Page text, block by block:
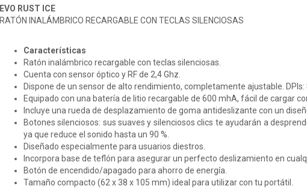
EVO RUST ICE
RATÓN INALÁMBRICO RECARGABLE CON TECLAS SILENCIOSAS
Características
Ratón inalámbrico recargable con teclas silenciosas.
Cuenta con sensor óptico y RF de 2,4 Ghz.
Dispone de un sensor de alto rendimiento, completamente ajustable.
Equipado con una batería de litio recargable de 600 mhA, fácil de cargar
Incluye una rueda de desplazamiento de goma antideslizante con un
Botones silenciosos: sus suaves y silenciosos clics te ayudarán a
ya que reduce el sonido hasta un 90 %.
Diseñado especialmente para usuarios diestros.
Incorpora base de teflón para asegurar un perfecto deslizamiento en
Botón de encendido/apagado para ahorro de energía.
Tamaño compacto (62 x 38 x 105 mm) ideal para utilizar con tu portátil.